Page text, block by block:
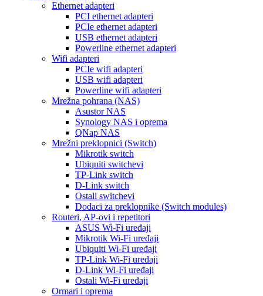
Ethernet adapteri
PCI ethernet adapteri
PCIe ethernet adapteri
USB ethernet adapteri
Powerline ethernet adapteri
Wifi adapteri
PCIe wifi adapteri
USB wifi adapteri
Powerline wifi adapteri
Mrežna pohrana (NAS)
Asustor NAS
Synology NAS i oprema
QNap NAS
Mrežni preklopnici (Switch)
Mikrotik switch
Ubiquiti switchevi
TP-Link switch
D-Link switch
Ostali switchevi
Dodaci za preklopnike (Switch modules)
Routeri, AP-ovi i repetitori
ASUS Wi-Fi uređaji
Mikrotik Wi-Fi uređaji
Ubiquiti Wi-Fi uređaji
TP-Link Wi-Fi uređaji
D-Link Wi-Fi uređaji
Ostali Wi-Fi uređaji
Ormari i oprema